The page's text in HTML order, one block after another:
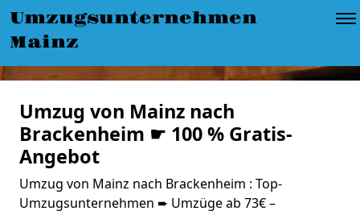
Umzugsunternehmen
Mainz
Umzug von Mainz nach
Brackenheim ☛ 100 % Gratis-
Angebot
Umzug von Mainz nach Brackenheim : Top-
Umzugsunternehmen ➨ Umzüge ab 73€ –